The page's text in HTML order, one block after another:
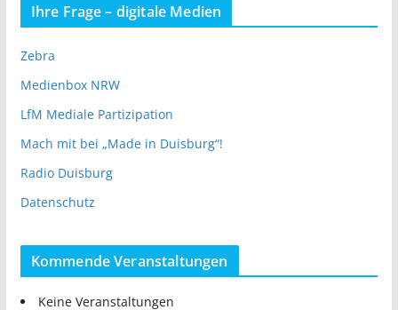
Ihre Frage – digitale Medien
Zebra
Medienbox NRW
LfM Mediale Partizipation
Mach mit bei „Made in Duisburg“!
Radio Duisburg
Datenschutz
Kommende Veranstaltungen
Keine Veranstaltungen